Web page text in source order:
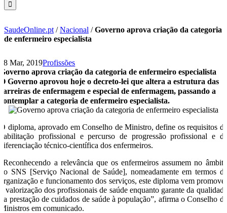
SaudeOnline.pt /Nacional /Governo aprova criação da categoria
de enfermeiro especialista
28 Mar, 2019Profissões
Governo aprova criação da categoria de enfermeiro especialista
O Governo aprovou hoje o decreto-lei que altera a estrutura das
carreiras de enfermagem e especial de enfermagem, passando a
contemplar a categoria de enfermeiro especialista.
O diploma, aprovado em Conselho de Ministro, define os requisitos de
habilitação profissional e percurso de progressão profissional e de
diferenciação técnico-científica dos enfermeiros.
“Reconhecendo a relevância que os enfermeiros assumem no âmbito
do SNS [Serviço Nacional de Saúde], nomeadamente em termos de
organização e funcionamento dos serviços, este diploma vem promover
a valorização dos profissionais de saúde enquanto garante da qualidade
da prestação de cuidados de saúde à população”, afirma o Conselho de
Ministros em comunicado.